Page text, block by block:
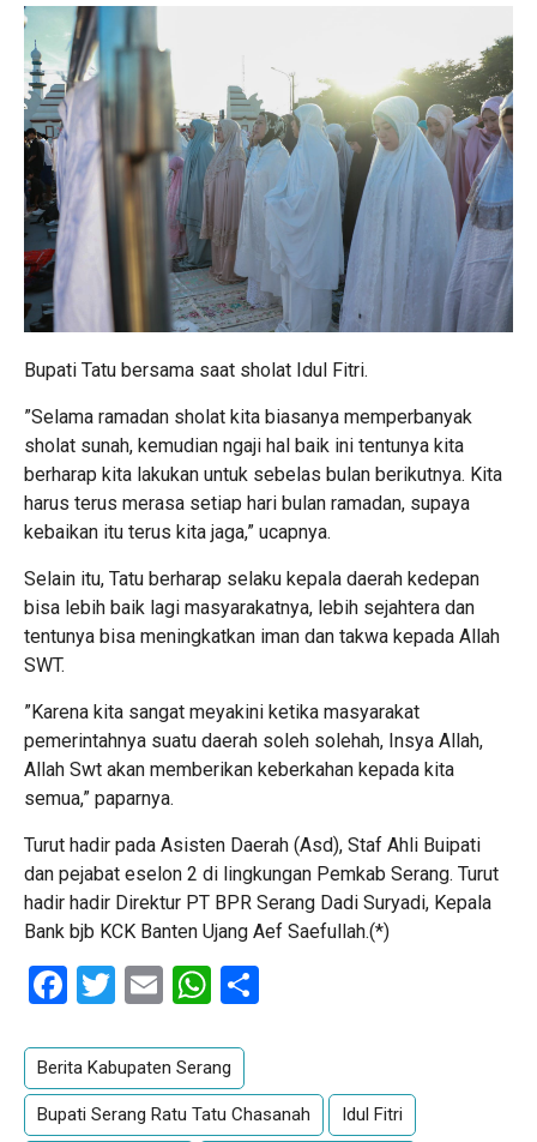
Bupati Tatu bersama saat sholat Idul Fitri.
”Selama ramadan sholat kita biasanya memperbanyak
sholat sunah, kemudian ngaji hal baik ini tentunya kita
berharap kita lakukan untuk sebelas bulan berikutnya. Kita
harus terus merasa setiap hari bulan ramadan, supaya
kebaikan itu terus kita jaga,” ucapnya.
Selain itu, Tatu berharap selaku kepala daerah kedepan
bisa lebih baik lagi masyarakatnya, lebih sejahtera dan
tentunya bisa meningkatkan iman dan takwa kepada Allah
SWT.
”Karena kita sangat meyakini ketika masyarakat
pemerintahnya suatu daerah soleh solehah, Insya Allah,
Allah Swt akan memberikan keberkahan kepada kita
semua,” paparnya.
Turut hadir pada Asisten Daerah (Asd), Staf Ahli Buipati
dan pejabat eselon 2 di lingkungan Pemkab Serang. Turut
hadir hadir Direktur PT BPR Serang Dadi Suryadi, Kepala
Bank bjb KCK Banten Ujang Aef Saefullah.(*)
Facebook
Twitter
EmailWhatsApp
Berita Kabupaten Serang
Bupati Serang Ratu Tatu Chasanah Idul Fitri